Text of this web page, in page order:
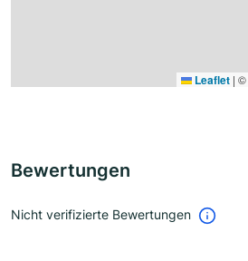
Leaflet | ©
Bewertungen
Nicht verifizierte Bewertungen